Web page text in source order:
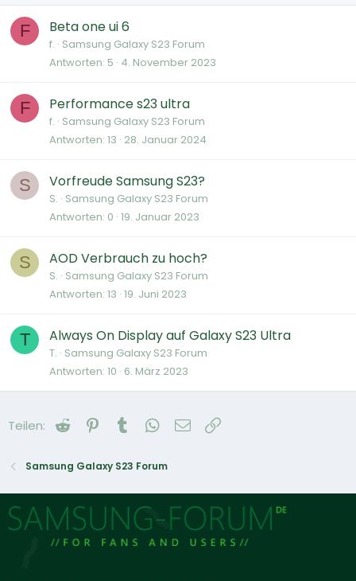
F Beta one ui 6
f. Samsung Galaxy S23 Forum
Antworten 5 4. November 2023
F Performance s23 ultra
f. Samsung Galaxy S23 Forum
Antworten 13 28. Januar 2024
S Vorfreude Samsung S23?
S. Samsung Galaxy S23 Forum
Antworten 0 19. Januar 2023
S AOD Verbrauch zu hoch?
S. Samsung Galaxy S23 Forum
Antworten 13 19. Juni 2023
T Always On Display auf Galaxy S23 Ultra
T. Samsung Galaxy S23 Forum
Antworten 10 6. März 2023
Teilen: Reddit Pinterest
Tumblr WhatsApp
E-Mail
Samsung Galaxy S23 Forum